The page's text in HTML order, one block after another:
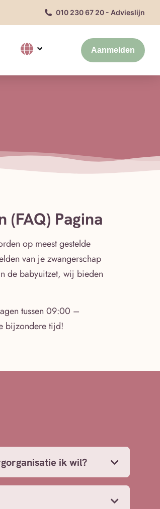
010 230 67 20 - Advieslijn
Aanmelden
Pagina
op meest gestelde
van je zwangerschap
de babyuitzet, wij bieden
tussen 09:00 –
bijzondere tijd!
ik wil?